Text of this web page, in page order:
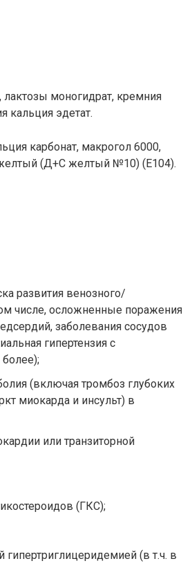
моногидрат, кремния
кальция эдетат.
карбонат, макрогол 6000,
желтый (Д+С желтый №10) (Е104).
развития венозного/
числе, осложненные поражения
заболевания сосудов
гипертензия с
(включая тромбоз глубоких
миокарда и инсульт) в
или транзиторной
(ГКС);
(в т.ч. в